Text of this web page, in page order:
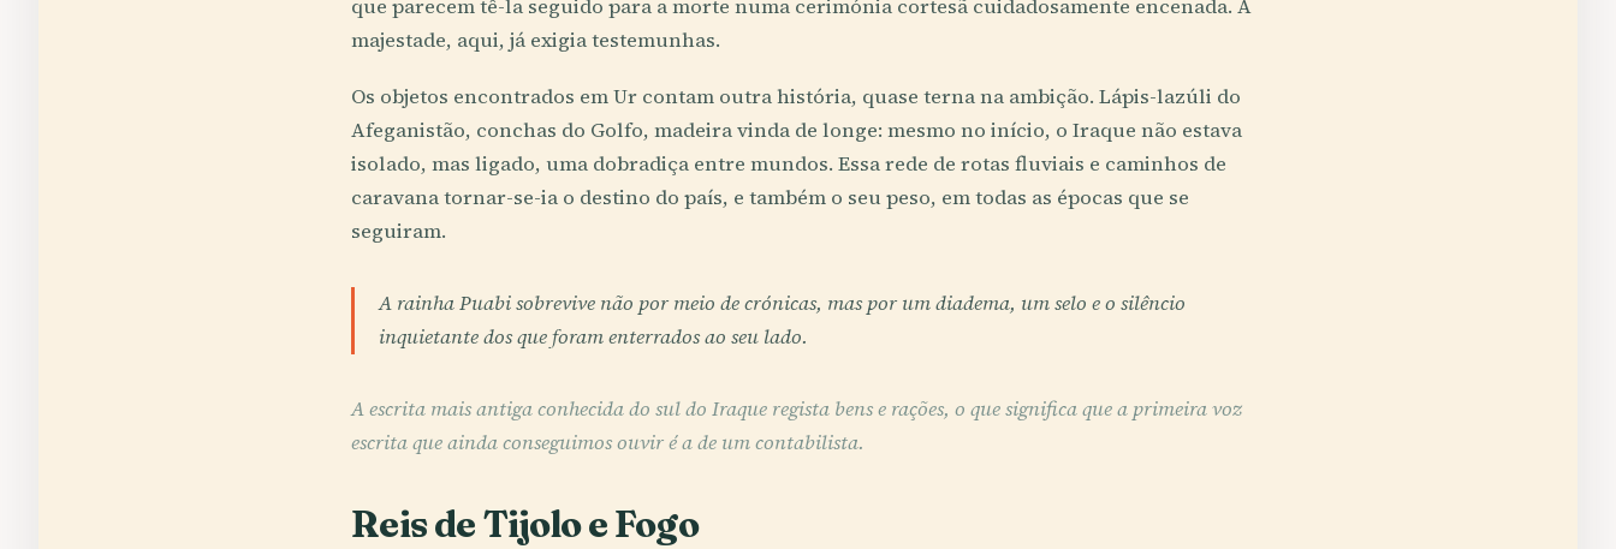
que parecem tê-la seguido para a morte numa cerimónia cortesã cuidadosamente encenada. A
majestade, aqui, já exigia testemunhas.
Os objetos encontrados em Ur contam outra história, quase terna na ambição. Lápis-lazúli do
Afeganistão, conchas do Golfo, madeira vinda de longe: mesmo no início, o Iraque não estava
isolado, mas ligado, uma dobradiça entre mundos. Essa rede de rotas fluviais e caminhos de
caravana tornar-se-ia o destino do país, e também o seu peso, em todas as épocas que se
seguiram.
A rainha Puabi sobrevive não por meio de crónicas, mas por um diadema, um selo e o silêncio
inquietante dos que foram enterrados ao seu lado.
A escrita mais antiga conhecida do sul do Iraque regista bens e rações, o que significa que a primeira voz
escrita que ainda conseguimos ouvir é a de um contabilista.
Reis de Tijolo e Fogo